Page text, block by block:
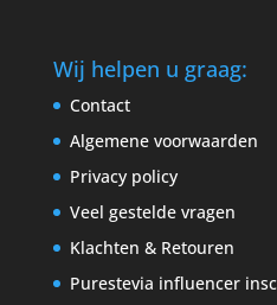
Wij helpen u graag:
Contact
Algemene voorwaarden
Privacy policy
Veel gestelde vragen
Klachten & Retouren
Purestevia influencer